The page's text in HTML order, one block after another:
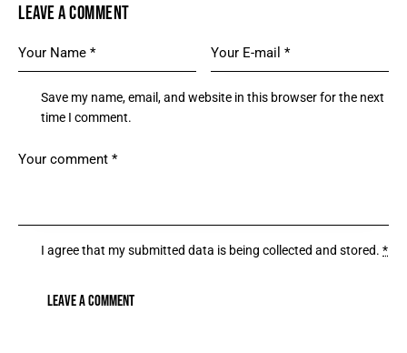
LEAVE A COMMENT
Save my name, email, and website in this browser for the next
time I comment.
I agree that my submitted data is beingcollected and stored.*